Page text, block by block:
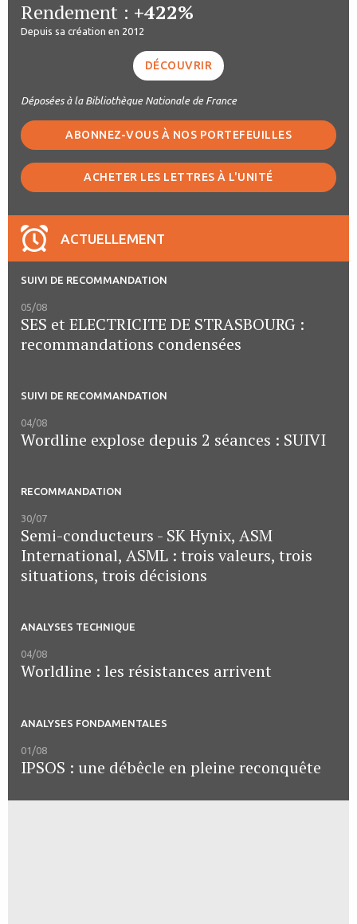
Rendement : +422%
Depuis sa création en 2012
DÉCOUVRIR
Déposées à la Bibliothèque Nationale de France
ABONNEZ-VOUS À NOS PORTEFEUILLES
ACHETER LES LETTRES À L'UNITÉ
ACTUELLEMENT
SUIVI DE RECOMMANDATION
05/08
SES et ELECTRICITE DE STRASBOURG :
recommandations condensées
SUIVI DE RECOMMANDATION
04/08
Wordline explose depuis 2 séances : SUIVI
RECOMMANDATION
30/07
Semi-conducteurs - SK Hynix, ASM
International, ASML : trois valeurs, trois
situations, trois décisions
ANALYSES TECHNIQUE
04/08
Worldline : les résistances arrivent
ANALYSES FONDAMENTALES
01/08
IPSOS : une débêcle en pleine reconquête